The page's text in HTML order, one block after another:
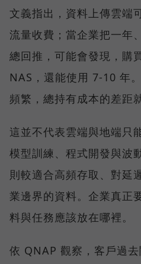
文義指出，資料上傳雲端
流量收費；當企業把一年
總回推，可能會發現，購
NAS，還能使用 7-10 年
頻繁，總持有成本的差距
這並不代表雲端與地端只
模型訓練、程式開發與波
則較適合高頻存取、對延
業邊界的資料。企業真正
料與任務應該放在哪裡。
依 QNAP 觀察，客戶過去